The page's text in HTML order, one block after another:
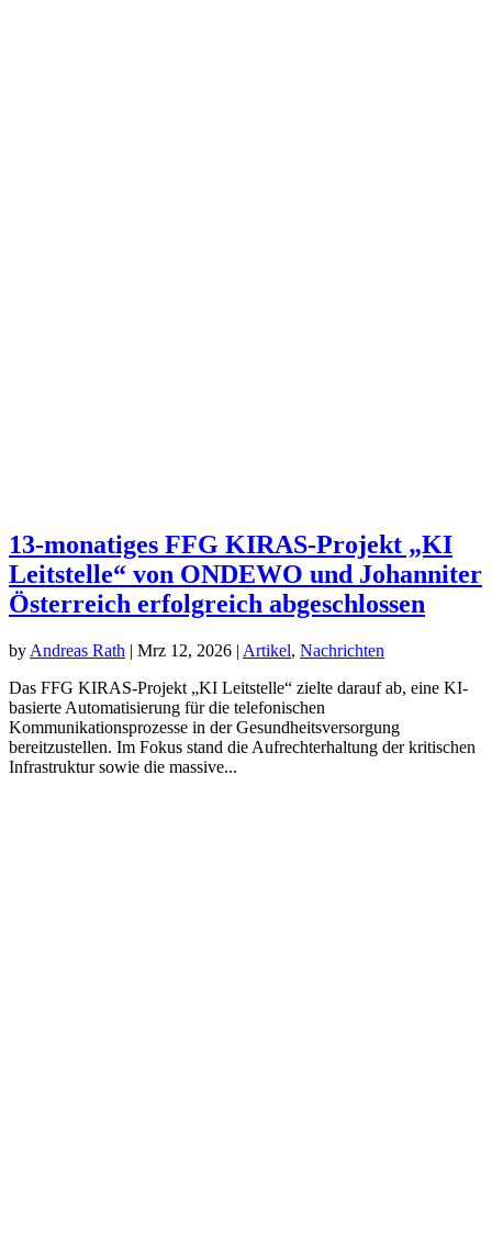
13-monatiges FFG KIRAS-Projekt „KI
Leitstelle“ von ONDEWO und Johanniter
Österreich erfolgreich abgeschlossen
by Andreas Rath | Mrz 12, 2026 | Artikel, Nachrichten
Das FFG KIRAS-Projekt „KI Leitstelle“ zielte darauf ab, eine KI-
basierte Automatisierung für die telefonischen
Kommunikationsprozesse in der Gesundheitsversorgung
bereitzustellen. Im Fokus stand die Aufrechterhaltung der kritischen
Infrastruktur sowie die massive...